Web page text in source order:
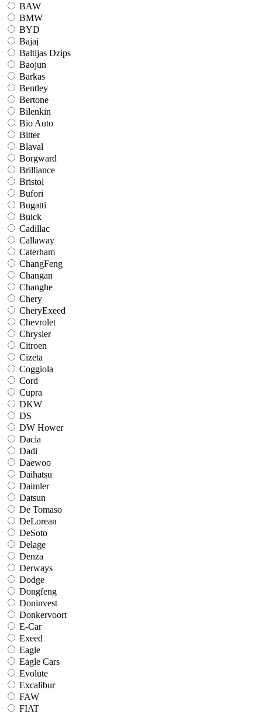
BAW
BMW
BYD
Bajaj
Baltijas Dzips
Baojun
Barkas
Bentley
Bertone
Bilenkin
Bio Auto
Bitter
Blaval
Borgward
Brilliance
Bristol
Bufori
Bugatti
Buick
Cadillac
Callaway
Caterham
ChangFeng
Changan
Changhe
Chery
CheryExeed
Chevrolet
Chrysler
Citroen
Cizeta
Coggiola
Cord
Cupra
DKW
DS
DW Hower
Dacia
Dadi
Daewoo
Daihatsu
Daimler
Datsun
De Tomaso
DeLorean
DeSoto
Delage
Denza
Derways
Dodge
Dongfeng
Doninvest
Donkervoort
E-Car
Exeed
Eagle
Eagle Cars
Evolute
Excalibur
FAW
FIAT